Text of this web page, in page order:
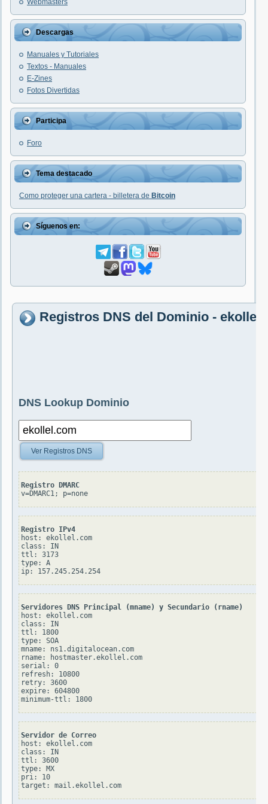
Webmasters
Descargas
Manuales y Tutoriales
Textos - Manuales
E-Zines
Fotos Divertidas
Participa
Foro
Tema destacado
Como proteger una cartera - billetera de Bitcoin
Síguenos en:
Registros DNS del Dominio -
DNS Lookup Dominio
Ver Registros DNS
Registro DMARC
v=DMARC1; p=none
Registro IPv4
host: ekollel.com
class: IN
ttl: 3173
type: A
Servidores DNS Principal (mname) y Secundario (rname)
host: ekollel.com
class: IN
ttl: 1800
type: SOA
mname: ns1.digitalocean.com
rname: hostmaster.ekollel.com
serial: 0
refresh: 10800
retry: 3600
expire: 604800
Servidor de Correo
host: ekollel.com
class: IN
ttl: 3600
type: MX
pri: 10